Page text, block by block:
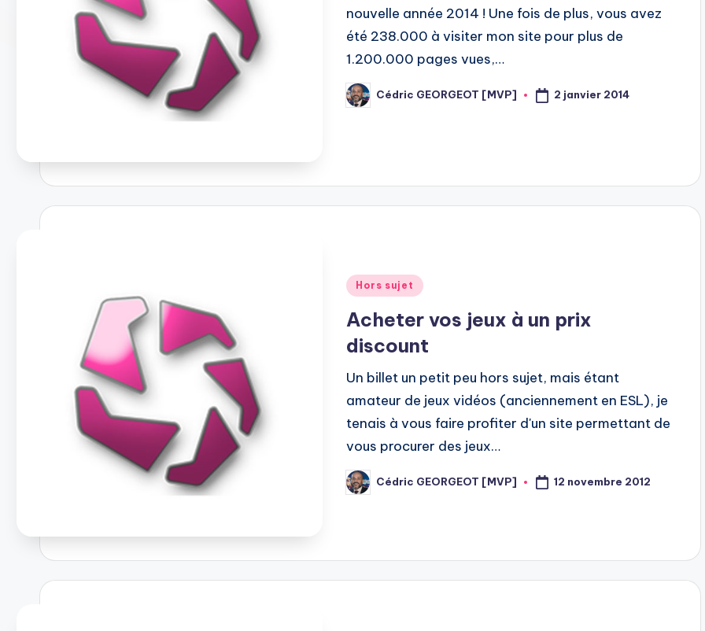
nouvelle année 2014 ! Une fois de plus, vous avez
été 238.000 à visiter mon site pour plus de
1.200.000 pages vues,…
Posted
by
Cédric GEORGEOT [MVP] 2 janvier 2014
Posted
Hors sujet
Acheter vos jeux à un prix
discount
Un billet un petit peu hors sujet, mais étant
amateur de jeux vidéos (anciennement en ESL), je
tenais à vous faire profiter d'un site permettant de
vous procurer des jeux…
Posted
by
Cédric GEORGEOT [MVP] 12 novembre 2012